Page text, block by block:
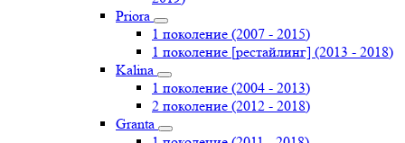
Priоra
1 поколение (2007 - 2015)
1 поколение [рестайлинг] (2013 - 2018)
Kalina
1 поколение (2004 - 2013)
2 поколение (2012 - 2018)
Granta